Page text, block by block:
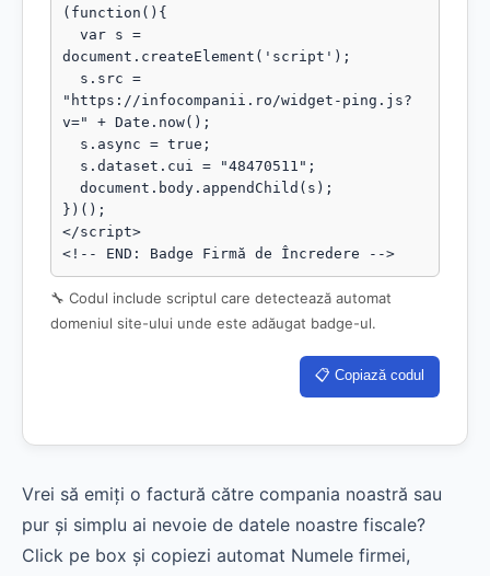
(function(){
document.createElement('script');
"https://infocompanii.ro/widget-ping.js?
v=" + Date.now();
})();
</script>
<!-- END: Badge Firmă de Încredere -->
🔧 Codul include scriptul care detectează automat
domeniul site-ului unde este adăugat badge-ul.
📋 Copiază codul
Vrei să emiți o factură către compania noastră sau
pur și simplu ai nevoie de datele noastre fiscale?
Click pe box și copiezi automat Numele firmei,